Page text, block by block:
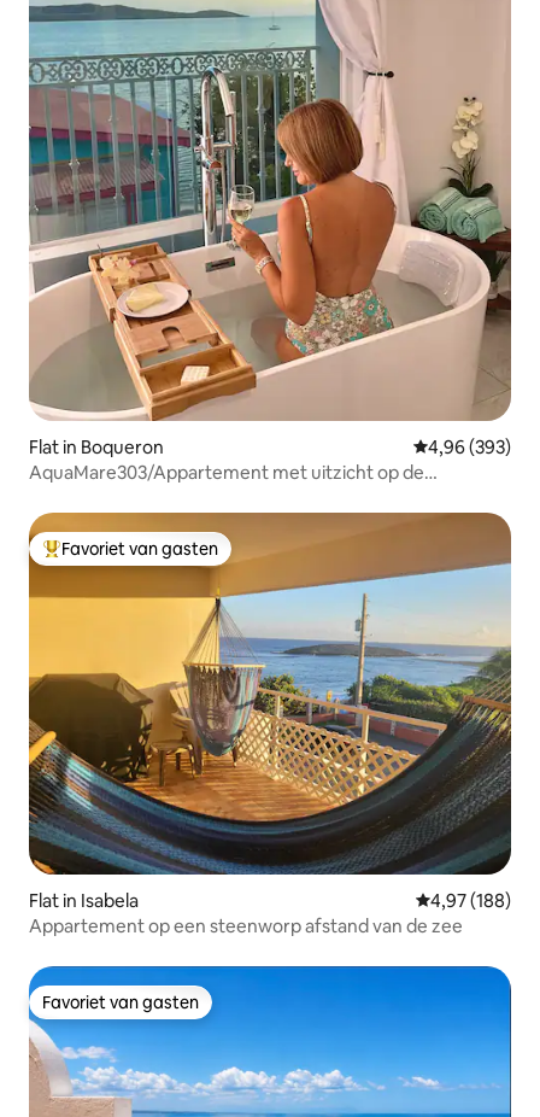
Flat in Boqueron Gemiddelde
4,96 (393)
AquaMare303/Appartement met uitzicht op de
Boqueron
Topfavoriet van gasten
Favoriet van gasten
Flat in Isabela Gemiddelde
4,97 (188)
Appartement op een steenworp afstand van de zee
Favoriet van gasten
Favoriet van gasten